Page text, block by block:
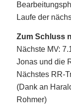
Laufe der
Zum Schluss
Nächste MV:
Jonas und die
Nächstes RR-
(Dank an
Rohmer)